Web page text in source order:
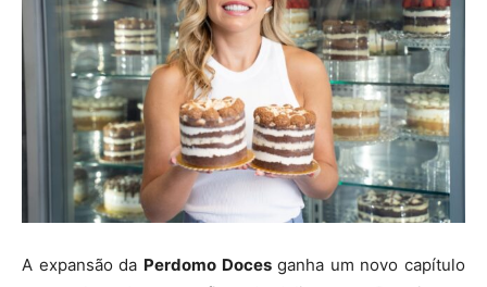
A expansão da Perdomo Docesganha um novo capítulo